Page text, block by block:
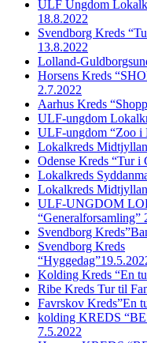
ULF Ungdom
18.8.2022
Svendborg Kreds
13.8.2022
Lolland-
Horsens Kreds
2.7.2022
Aarhus Kreds
ULF-ungdom
ULF-ungdom “Zoo i
Lokalkreds
Odense Kreds “Tur i
Lokalkreds
Lokalkreds
ULF-UNGDOM
“Generalforsamling”
Svendborg
Svendborg Kreds
Kolding Kreds “En
Ribe Kreds Tur til
Favrskov Kreds”En
kolding KREDS
7.5.2022